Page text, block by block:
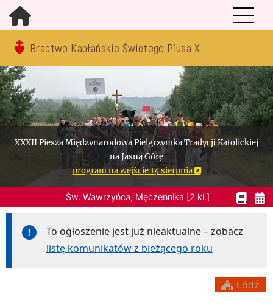
Bractwo Kapłańskie Świętego Piusa X
XXXII Piesza Międzynarodowa Pielgrzymka Tradycji Katolickiej
na Jasną Górę
program na wejście 14 sierpnia
Św. Wawrzyńca, Męczennika [2 kl.]
To ogłoszenie jest już nieaktualne – zobacz
listę komunikatów z bieżącego roku
Łódź